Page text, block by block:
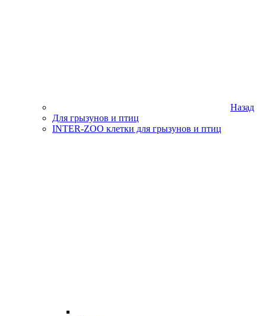
Назад
Для грызунов и птиц
INTER-ZOO клетки для грызунов и птиц